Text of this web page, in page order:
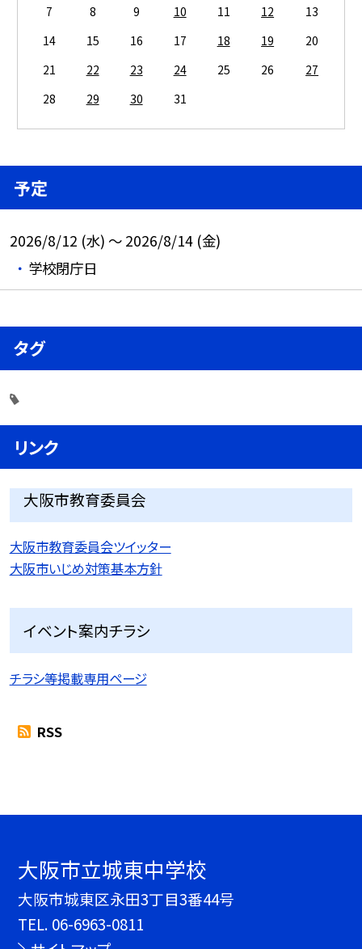
7
8 9 10 11 12
13
14
15 16 17 18 19
20
21
22 23 24 25 26
27
28
29 30 31
予定
2026/8/12 (水) ～ 2026/8/14 (金)
学校閉庁日
タグ
リンク
大阪市教育委員会
大阪市教育委員会ツイッター
大阪市いじめ対策基本方針
イベント案内チラシ
チラシ等掲載専用ページ
RSS
大阪市立城東中学校
大阪市城東区永田3丁目3番44号
TEL. 06-6963-0811